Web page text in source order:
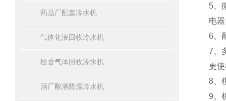
药品厂配套冷水机
气体化液回收冷水机
松香气体回收冷水机
酒厂酿酒降温冷水机
5、
电
6、
7、
更
8、
9、